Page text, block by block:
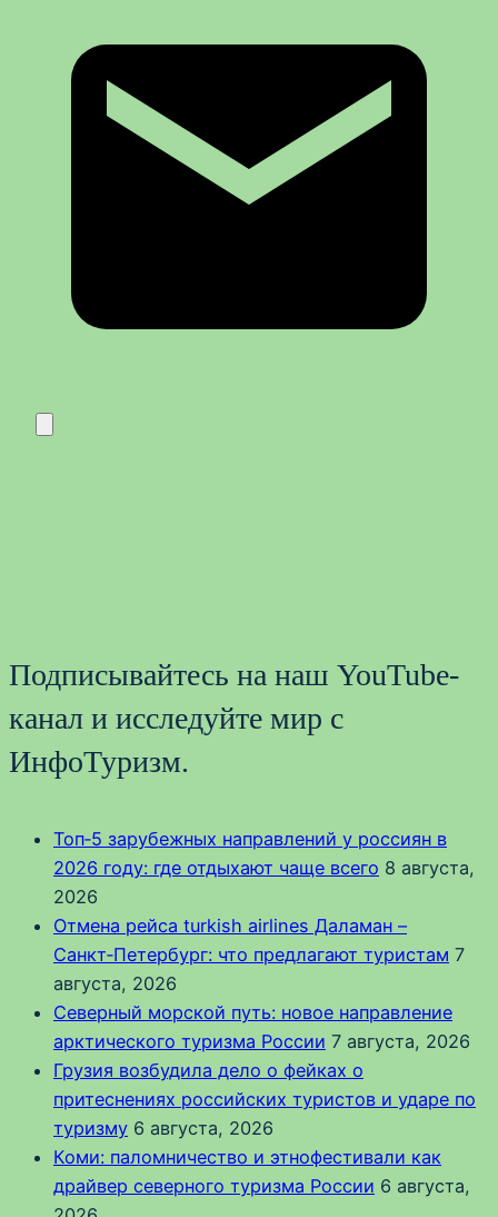
Подписывайтесь на наш YouTube-
канал и исследуйте мир с
ИнфоТуризм.
Топ‑5 зарубежных направлений у россиян в
2026 году: где отдыхают чаще всего 8 августа,
2026
Отмена рейса turkish airlines Даламан –
Санкт‑Петербург: что предлагают туристам 7
августа, 2026
Северный морской путь: новое направление
арктического туризма России 7 августа, 2026
Грузия возбудила дело о фейках о
притеснениях российских туристов и ударе по
туризму 6 августа, 2026
Коми: паломничество и этнофестивали как
драйвер северного туризма России 6 августа,